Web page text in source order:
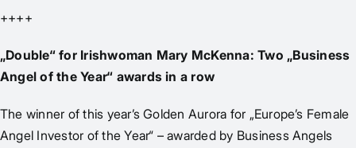
++++
„Double“ for Irishwoman Mary McKenna: Two „Business
Angel of the Year“ awards in a row
The winner of this year’s Golden Aurora for „Europe’s Female
Angel Investor of the Year“ – awarded by Business Angels